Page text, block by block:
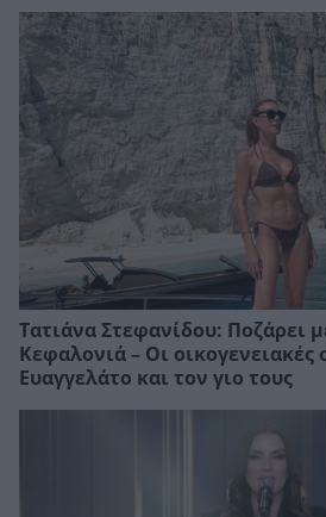
Τατιάνα Στεφανίδου: Ποζάρει
Κεφαλονιά – Οι οικογενειακές
Ευαγγελάτο και τον γιο τους